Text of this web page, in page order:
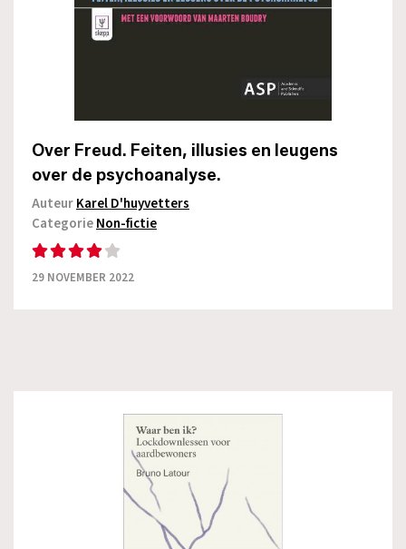
Over Freud. Feiten, illusies en leugens
over de psychoanalyse.
AuteurKarel D'huyvetters
CategorieNon-fictie
29 NOVEMBER 2022